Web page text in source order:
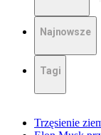
Najnowsze
Tagi
Trzęsienie